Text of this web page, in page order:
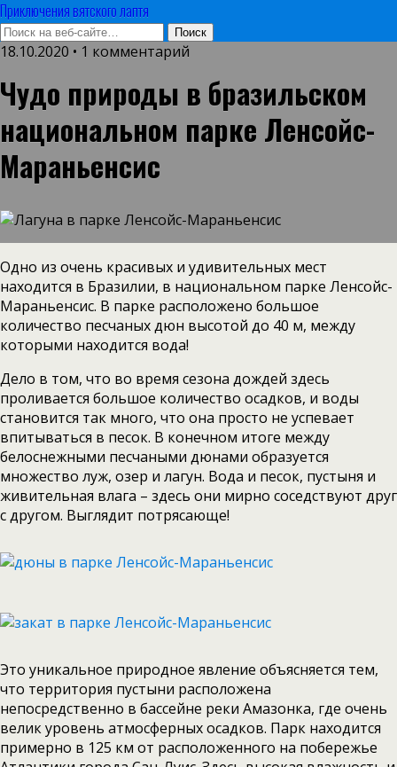
Приключения вятского лаптя
18.10.2020 • 1 комментарий
Чудо природы в бразильском
национальном парке Ленсойс-
Мараньенсис
Одно из очень красивых и удивительных мест
находится в Бразилии, в национальном парке Ленсойс-
Мараньенсис. В парке расположено большое
количество песчаных дюн высотой до 40 м, между
которыми находится вода!
Дело в том, что во время сезона дождей здесь
проливается большое количество осадков, и воды
становится так много, что она просто не успевает
впитываться в песок. В конечном итоге между
белоснежными песчаными дюнами образуется
множество луж, озер и лагун. Вода и песок, пустыня и
живительная влага – здесь они мирно соседствуют друг
с другом. Выглядит потрясающе!
Это уникальное природное явление объясняется тем,
что территория пустыни расположена
непосредственно в бассейне реки Амазонка, где очень
велик уровень атмосферных осадков. Парк находится
примерно в 125 км от расположенного на побережье